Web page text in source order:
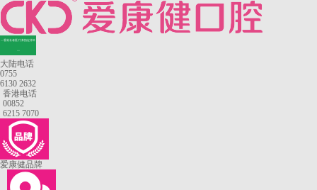
—香港长者医疗券指定牙科
大陆电话
0755
6130 2632
香港电话
00852
6215 7070
爱康健品牌